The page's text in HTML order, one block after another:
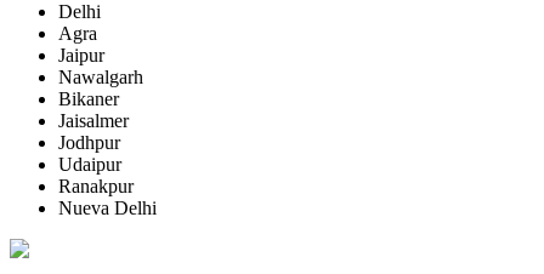
Delhi
Agra
Jaipur
Nawalgarh
Bikaner
Jaisalmer
Jodhpur
Udaipur
Ranakpur
Nueva Delhi